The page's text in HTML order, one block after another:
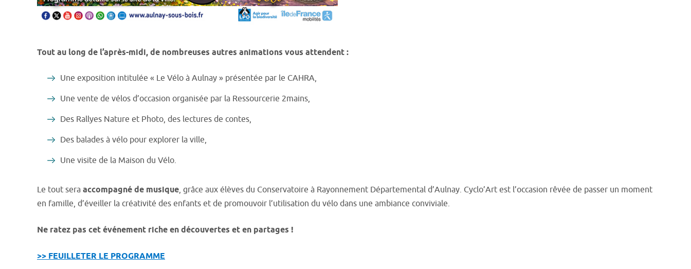
Tout au long de l’après-midi, de nombreuses autres animations vous attendent :
Une exposition intitulée « Le Vélo à Aulnay » présentée par le CAHRA,
Une vente de vélos d’occasion organisée par la Ressourcerie 2mains,
Des Rallyes Nature et Photo, des lectures de contes,
Des balades à vélo pour explorer la ville,
Une visite de la Maison du Vélo.
Le tout sera accompagné de musique, grâce aux élèves du Conservatoire à Rayonnement Départemental d’Aulnay. Cyclo’Art est l’occasion rêvée de passer un moment
en famille, d’éveiller la créativité des enfants et de promouvoir l’utilisation du vélo dans une ambiance conviviale.
Ne ratez pas cet événement riche en découvertes et en partages !
>> FEUILLETER LE PROGRAMME